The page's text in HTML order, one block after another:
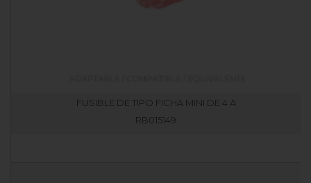
FUSIBLE DE TIPO FICHA MINI DE 4 A
RB015149